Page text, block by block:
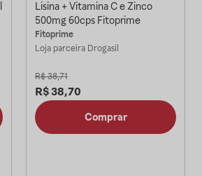
Lisina + Vitamina C e Zinco
500mg 60cps Fitoprime
Fitoprime
Loja parceira Drogasil
R$ 38,71
R$38,70
Comprar